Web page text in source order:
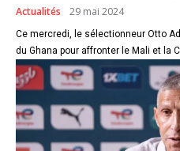
Actualités 29 mai 2024
Ce mercredi, le sélectionneur Otto